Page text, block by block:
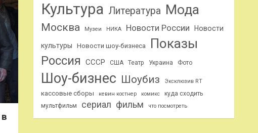
Культура Литература Мода
Москва Музеи НИКА Новости России Новости
культуры Новости шоу-бизнеса Показы
Россия СССР США Театр Украина Фото
Шоу-бизнес Шоубиз Эксклюзив RT
кассовые сборы кевин костнер комикс
куда сходить
мультфильм
сериал фильм что посмотреть